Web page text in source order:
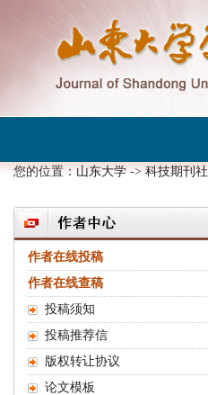
您的位置： 山东大学 -> 科技期刊社
作者在线投稿
作者在线查稿
投稿须知
投稿推荐信
版权转让协议
论文模板